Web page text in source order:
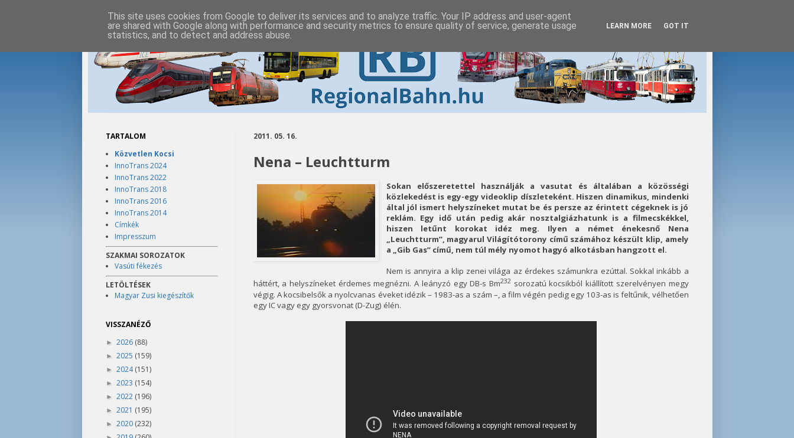
2011. 05. 16.
Nena – Leuchtturm
Sokan előszeretettel használják a vasutat és általában a közösségi
közlekedést is egy-egy videoklip díszleteként. Hiszen dinamikus, mindenki
által jól ismert helyszíneket mutat be és persze az érintett cégeknek is jó
reklám. Egy idő után pedig akár nosztalgiázhatunk is a filmecskékkel,
hiszen letűnt korokat idéz meg. Ilyen a német énekesnő Nena
„Leuchtturm”, magyarul Világítótorony című számához készült klip, amely
a „Gib Gas” című, nem túl mély nyomot hagyó alkotásban hangzott el.
Nem is annyira a klip zenei világa az érdekes számunkra ezúttal. Sokkal inkább a
háttért, a helyszíneket érdemes megnézni. A leányzó egy DB-s Bm232sorozatú kocsikból kiállított szerelvényen megy
végig. A kocsibelsők a nyolcvanas éveket idézik – 1983-as a szám –, a film végén pedig egy 103-as is feltűnik, vélhetően
egy IC vagy egy gyorsvonat (D-Zug) élén.
TARTALOM
Közvetlen Kocsi
InnoTrans 2024
InnoTrans 2022
InnoTrans 2018
InnoTrans 2016
InnoTrans 2014
Címkék
Impresszum
SZAKMAI SOROZATOK
Vasúti fékezés
LETÖLTÉSEK
Magyar Zusi kiegészítők
VISSZANÉZŐ
► 2026 (88)
► 2025 (159)
► 2024(151)
► 2023 (154)
► 2022 (196)
► 2021 (195)
► 2020 (232)
This site uses cookies from Google to deliver its services and to analyze traffic. Your IP address and user-agent
are shared with Google along with performance and security metrics to ensure quality of service, generate usage
statistics, and to detect and address abuse.
LEARN MORE GOT IT